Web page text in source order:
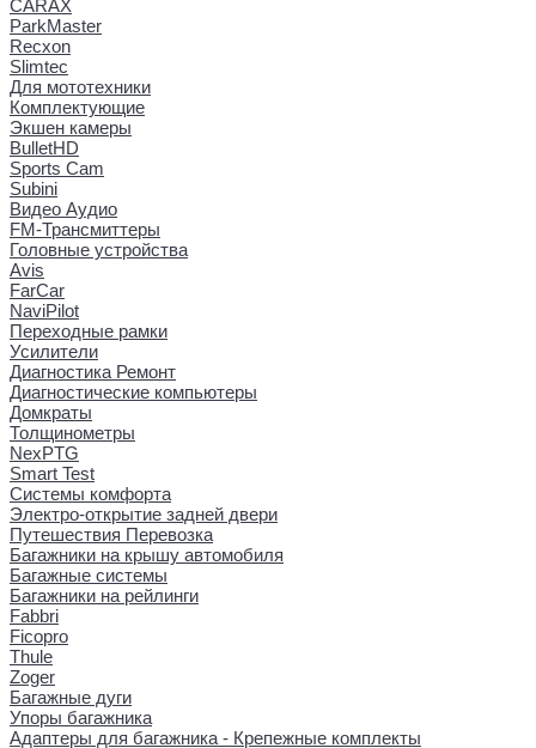
CARAX
ParkMaster
Recxon
Slimtec
Для мототехники
Комплектующие
Экшен камеры
BulletHD
Sports Cam
Subini
Видео Аудио
FM-Трансмиттеры
Головные устройства
Avis
FarCar
NaviPilot
Переходные рамки
Усилители
Диагностика Ремонт
Диагностические компьютеры
Домкраты
Толщинометры
NexPTG
Smart Test
Системы комфорта
Электро-открытие задней двери
Путешествия Перевозка
Багажники на крышу автомобиля
Багажные системы
Багажники на рейлинги
Fabbri
Ficopro
Thule
Zoger
Багажные дуги
Упоры багажника
Адаптеры для багажника - Крепежные комплекты